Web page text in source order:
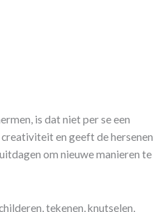
is dat niet per se een
en geeft de hersenen
om nieuwe manieren te
tekenen, knutselen,